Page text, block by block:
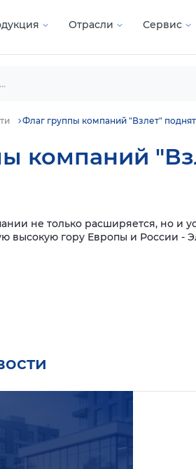
Отрасли Сервис
Флаг группы компаний "Взлет"
компаний
не только расширяется, но и
высокую гору Европы и России -